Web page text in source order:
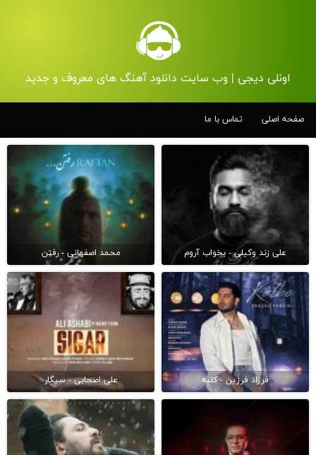
اونلی دیجی | وب سایت دانلود آهنگ های معروف و جدید
صفحه اصلی تماس با ما
علی زند وکیلی - بخواب آروم محمد اصفهانی - رفتن
فرزاد فرزین - کلبه علی اصحابی - سیگار